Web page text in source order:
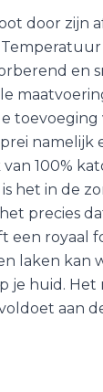
door zijn
en
namelijk
100%
het in de
precies
een royaal
laken kan
je huid. Het
aan